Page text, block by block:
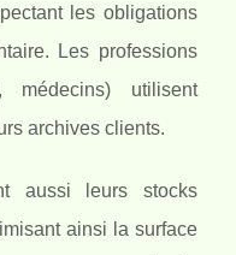
les obligations
Les professions
médecins) utilisent
archives clients.
aussi leurs stocks
ainsi la surface